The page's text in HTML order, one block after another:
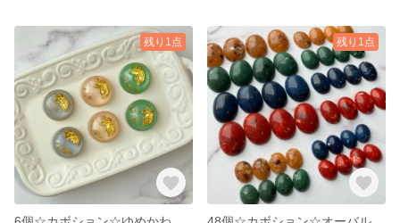
残り1点 残り1点